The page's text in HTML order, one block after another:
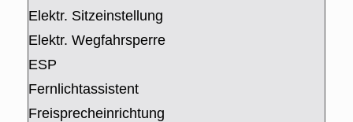
Elektr. Sitzeinstellung
Elektr. Wegfahrsperre
ESP
Fernlichtassistent
Freisprecheinrichtung